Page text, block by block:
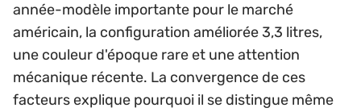
année-modèle importante pour le marché
américain, la configuration améliorée 3,3 litres,
une couleur d'époque rare et une attention
mécanique récente. La convergence de ces
facteurs explique pourquoi il se distingue même